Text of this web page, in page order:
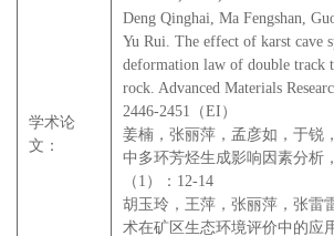
学术论
文：
Deng Qinghai, Ma Fengshan,
Yu Rui. The effect of karst cave
deformation law of double track
rock. Advanced Materials
2446-2451（EI）
姜楠，张丽萍，孟彦如，于锐
中多环芳烃生成影响因素分析
（1）：12-14
胡玉玲，王萍，张丽萍，张雷
术在矿区生态环境评价中的应